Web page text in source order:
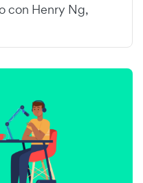
con Henry Ng,